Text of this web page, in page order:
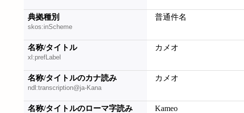
典拠種別
skos:inScheme
普通件名
名称/タイトル
xl:prefLabel
カメオ
名称/タイトルのカナ読み
ndl:transcription@ja-Kana
カメオ
名称/タイトルのローマ字読み Kameo